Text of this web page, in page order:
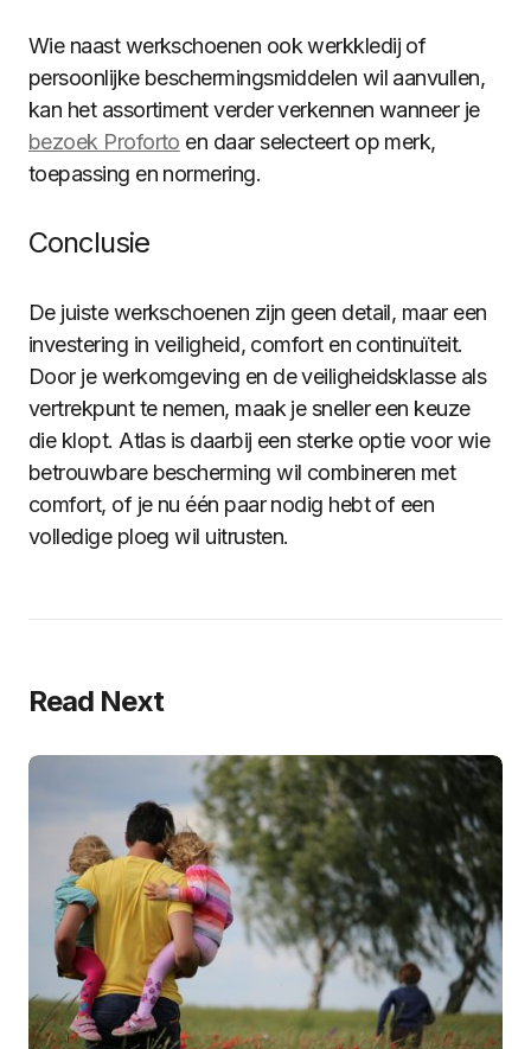
Wie naast werkschoenen ook werkkledij of
persoonlijke beschermingsmiddelen wil aanvullen,
kan het assortiment verder verkennen wanneer je
bezoek Proforto en daar selecteert op merk,
toepassing en normering.
Conclusie
De juiste werkschoenen zijn geen detail, maar een
investering in veiligheid, comfort en continuïteit.
Door je werkomgeving en de veiligheidsklasse als
vertrekpunt te nemen, maak je sneller een keuze
die klopt. Atlas is daarbij een sterke optie voor wie
betrouwbare bescherming wil combineren met
comfort, of je nu één paar nodig hebt of een
volledige ploeg wil uitrusten.
Read Next